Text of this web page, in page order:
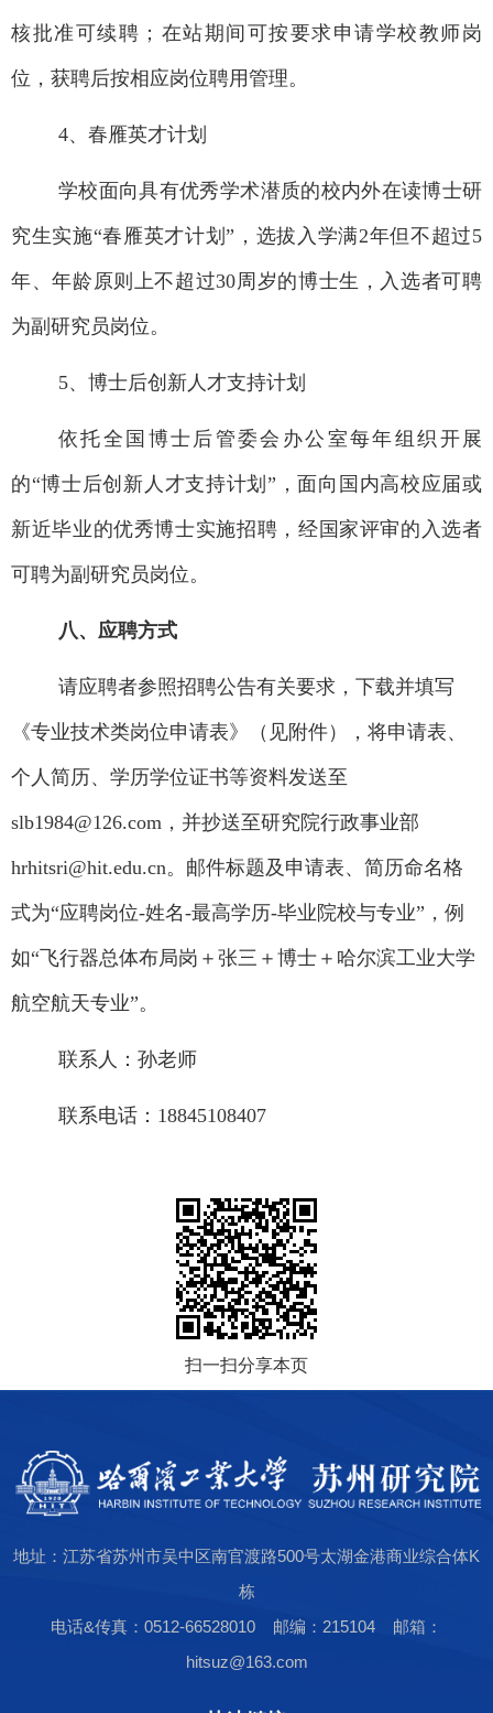
核批准可续聘；在站期间可按要求申请学校教师岗
位，获聘后按相应岗位聘用管理。
4、春雁英才计划
学校面向具有优秀学术潜质的校内外在读博士研
究生实施“春雁英才计划”，选拔入学满2年但不超过5
年、年龄原则上不超过30周岁的博士生，入选者可聘
为副研究员岗位。
5、博士后创新人才支持计划
依托全国博士后管委会办公室每年组织开展
的“博士后创新人才支持计划”，面向国内高校应届或
新近毕业的优秀博士实施招聘，经国家评审的入选者
可聘为副研究员岗位。
八、应聘方式
请应聘者参照招聘公告有关要求，下载并填写
《专业技术类岗位申请表》（见附件），将申请表、
个人简历、学历学位证书等资料发送至
slb1984@126.com ，并抄送至研究院行政事业部
hrhitsri@hit.edu.cn。邮件标题及申请表、简历命名格
式为“应聘岗位-姓名-最高学历-毕业院校与专业”，例
如“飞行器总体布局岗＋张三＋博士＋哈尔滨工业大学
航空航天专业”。
联系人：孙老师
联系电话： 18845108407
扫一扫分享本页
地址：江苏省苏州市吴中区南官渡路500号太湖金港商业综合体K
栋
电话&传真：0512-66528010 邮编：215104 邮箱：
hitsuz@163.com